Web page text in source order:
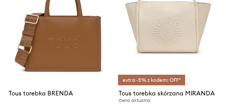
Tous torebka BRENDA
extra -5% z kodem: OFF*
Tous torebka skórzana MIRANDA
Cena aktualna: